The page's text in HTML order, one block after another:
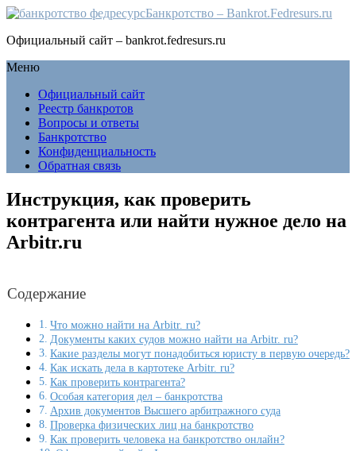
Банкротство – Bankrot.Fedresurs.ru
Официальный сайт – bankrot.fedresurs.ru
Меню
Официальный сайт
Реестр банкротов
Вопросы и ответы
Банкротство
Конфиденциальность
Обратная связь
Инструкция, как проверить
контрагента или найти нужное дело на
Arbitr.ru
Содержание
Что можно найти на Arbitr. ru?
Документы каких судов можно найти на Arbitr. ru?
Какие разделы могут понадобиться юристу в первую очередь?
Как искать дела в картотеке Arbitr. ru?
Как проверить контрагента?
Особая категория дел – банкротства
Архив документов Высшего арбитражного суда
Проверка физических лиц на банкротство
Как проверить человека на банкротство онлайн?